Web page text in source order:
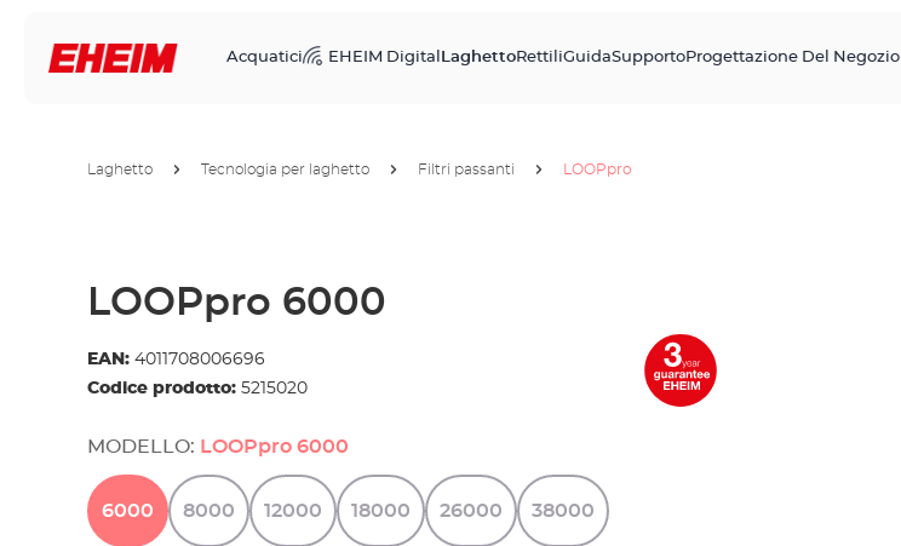
Acquatici EHEIM Digital LaghettoRettiliGuidaSupportoProgettazione Del Negozio
Laghetto Tecnologia per laghetto Filtri passanti LOOPpro
LOOPpro 6000
EAN: 4011708006696
Codice prodotto: 5215020
MODELLO: LOOPpro 6000
6000 8000 12000 18000 26000 38000